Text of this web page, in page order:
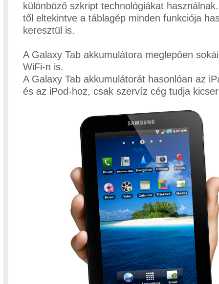
különböző szkript technológiákat
től eltekintve a táblagép minden funkciója
keresztül is.
A Galaxy Tab akkumulátora meglepően
WiFi-n is.
A Galaxy Tab akkumulátorát hasonlóan az
és az iPod-hoz, csak szervíz cég tudja